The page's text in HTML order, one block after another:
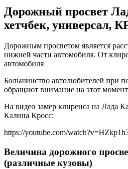
Дорожный просвет
хетчбек, универсал,
Дорожным просветом является
нижней части автомобиля. От
автомобиля
Большинство автолюбителей при
обращают внимание на этот момент
На видео замер клиренса на Лада
Калина Кросс:
https://youtube.com/
Величина дорожного
(различные кузовы)